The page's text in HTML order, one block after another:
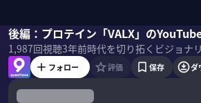
後編：プロテイン「VALX」の
1,987回視聴3年前
只石昌幸佐々木紀彦
フォロー 評価 保存 ダ